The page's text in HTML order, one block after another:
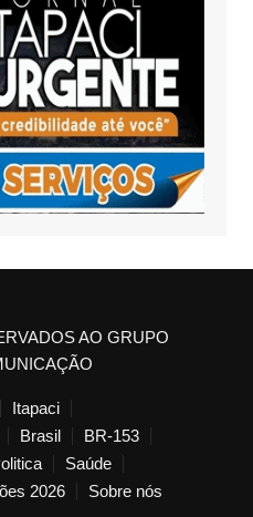
AO GRUPO
Itapaci
Brasil
BR-153
Saúde
2026 Sobre nós